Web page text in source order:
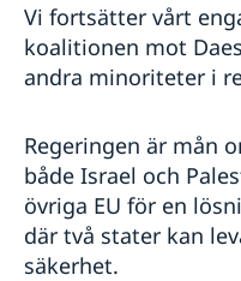
Vi fortsätter vårt
koalitionen mot
andra minoriteter i
Regeringen är mån
både Israel och
övriga EU för en
där två stater kan
säkerhet.